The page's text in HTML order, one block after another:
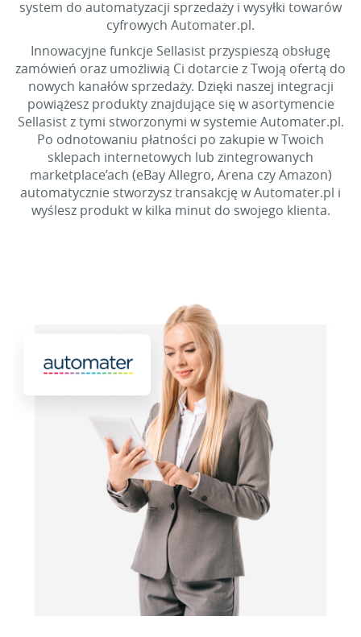
system do automatyzacji sprzedaży i wysyłki towarów
cyfrowych Automater.pl.
Innowacyjne funkcje Sellasist przyspieszą obsługę
zamówień oraz umożliwią Ci dotarcie z Twoją ofertą do
nowych kanałów sprzedaży. Dzięki naszej integracji
powiążesz produkty znajdujące się w asortymencie
Sellasist z tymi stworzonymi w systemie Automater.pl.
Po odnotowaniu płatności po zakupie w Twoich
sklepach internetowych lub zintegrowanych
marketplace’ach (eBay Allegro, Arena czy Amazon)
automatycznie stworzysz transakcję w Automater.pl i
wyślesz produkt w kilka minut do swojego klienta.